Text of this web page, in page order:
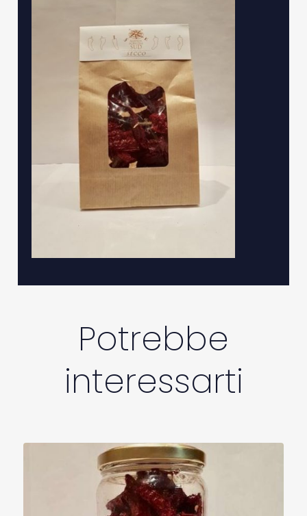
Potrebbe
interessarti